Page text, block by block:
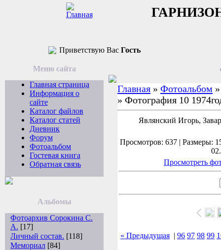
Приветствую Вас Гость
Меню сайта
Главная страница
Информация о
сайте
Каталог файлов
Каталог статей
Дневник
Форум
Фотоальбом
Гостевая книга
Обратная связь
Альбомы
Фотоархив Сорокина С.
А. [17]
Личный состав. [118]
Мемориал [84]
Главная » Фотоальбом
» Фотография 10
Являнский Игорь,
Просмотров: 637 | Размеры:
Просмотреть
« Предыдущая | 96 97 98 99